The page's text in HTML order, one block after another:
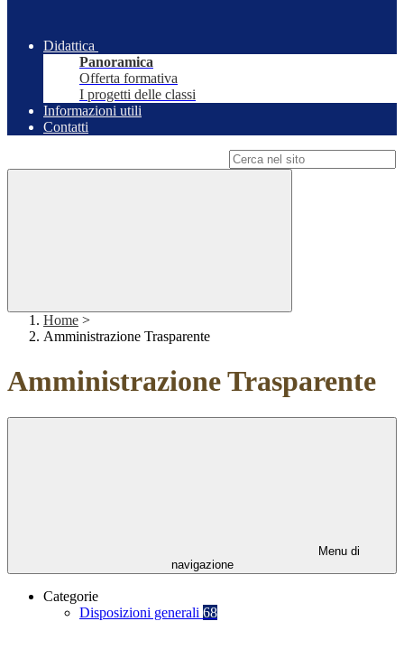
Didattica
Panoramica
Offerta formativa
I progetti delle classi
Informazioni utili
Contatti
Home >
Amministrazione Trasparente
Amministrazione Trasparente
Menu di
navigazione
Categorie
Disposizioni generali 68